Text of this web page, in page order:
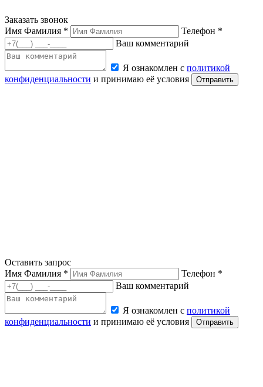
Заказать звонок
Имя Фамилия *
Телефон *
Ваш комментарий
Я ознакомлен с политикой
конфиденциальности и принимаю её условия Отправить
Оставить запрос
Имя Фамилия *
Телефон *
Ваш комментарий
Я ознакомлен с политикой
конфиденциальности и принимаю её условия Отправить